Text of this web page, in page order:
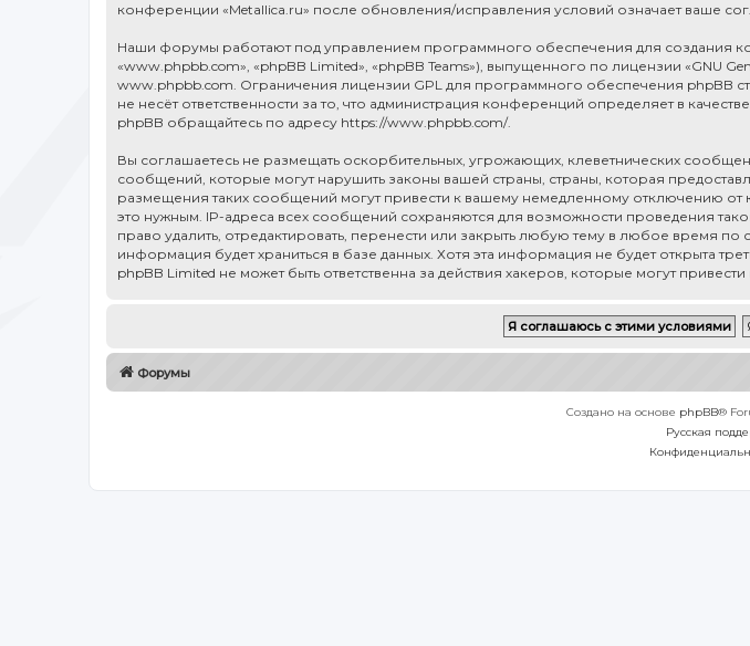
конференции «Metallica.ru» после обновления/исправления условий означает ваше
Наши форумы работают под управлением программного обеспечения для создания
«www.phpbb.com», «phpBB Limited», «phpBB Teams»), выпущенного по лицензии «GNU
www.phpbb.com. Ограничения лицензии GPL для программного обеспечения phpBB
не несёт ответственности за то, что администрация конференций определяет в
phpBB обращайтесь по адресу https://www.phpbb.com/.
Вы соглашаетесь не размещать оскорбительных, угрожающих, клеветнических
сообщений, которые могут нарушить законы вашей страны, страны, которая
размещения таких сообщений могут привести к вашему немедленному отключению
это нужным. IP-адреса всех сообщений сохраняются для возможности проведения
право удалить, отредактировать, перенести или закрыть любую тему в любое время
информация будет храниться в базе данных. Хотя эта информация не будет открыта
phpBB Limited не может быть ответственна за действия хакеров, которые могут
Форумы
Создано на основе phpBB®
Русская